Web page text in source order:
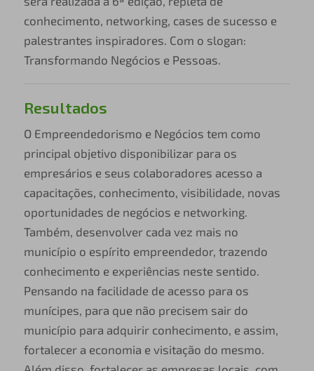
conhecimento, networking, cases de sucesso e
palestrantes inspiradores. Com o slogan:
Transformando Negócios e Pessoas.
Resultados
O Empreendedorismo e Negócios tem como
principal objetivo disponibilizar para os
empresários e seus colaboradores acesso a
capacitações, conhecimento, visibilidade, novas
oportunidades de negócios e networking.
Também, desenvolver cada vez mais no
município o espírito empreendedor, trazendo
conhecimento e experiências neste sentido.
Pensando na facilidade de acesso para os
munícipes, para que não precisem sair do
município para adquirir conhecimento, e assim,
fortalecer a economia e visitação do mesmo.